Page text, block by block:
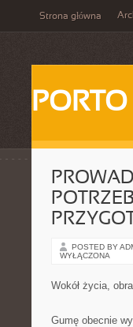
Strona główna
PORTO
POSTED BY
WYŁĄCZONA
Wokół życia,
Gumę obecnie